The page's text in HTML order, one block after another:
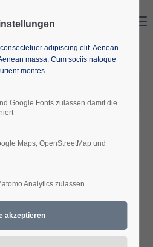
für
und die
US-Generalkonsulats in
für einen Kurzbesuch nach
und wie kam es dazu? Die
adipiscing elit. Aenean
massa. Cum sociis natoque
montes.
Google Fonts zulassen damit die
Maps, OpenStreetMap und
Analytics zulassen